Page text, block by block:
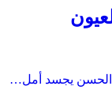
الحسن يجسد أمل…